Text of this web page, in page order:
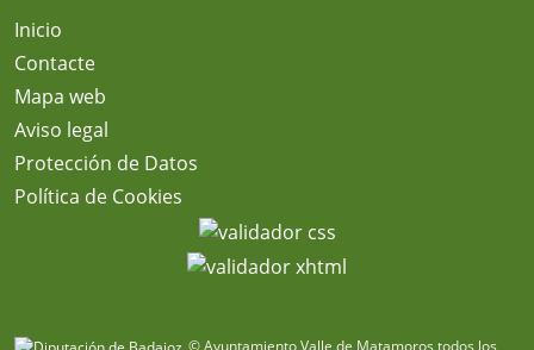
Inicio
Contacte
Mapa web
Aviso legal
Protección de Datos
Política de Cookies